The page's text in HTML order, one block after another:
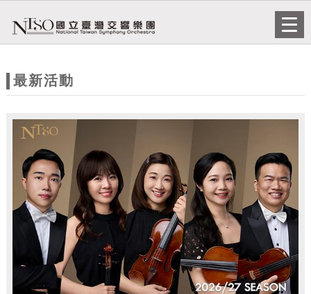
站
題
最新活動